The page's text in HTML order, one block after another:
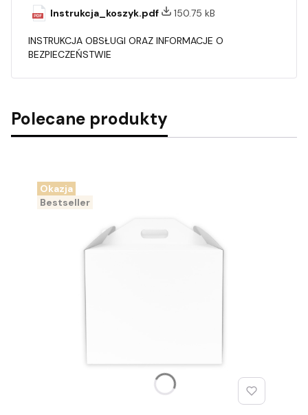
Instrukcja_koszyk.pdf 150.75 kB
INSTRUKCJA OBSŁUGI ORAZ INFORMACJE O
BEZPIECZEŃSTWIE
Polecane produkty
Okazja
Bestseller